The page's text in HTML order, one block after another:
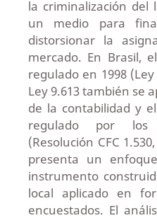
la criminalización del
un medio para
distorsionar la
mercado. En Brasil,
regulado en 1998
Ley 9.613 también se
de la contabilidad y
regulado por los
(Resolución CFC
presenta un
instrumento
local aplicado en
encuestados. El